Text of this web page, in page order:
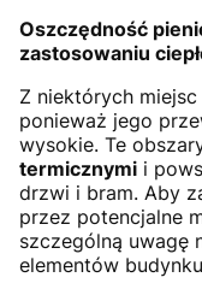
Oszczędność
zastosowaniu
Z niektórych
ponieważ jego
wysokie. Te
termicznymi i
drzwi i bram. Aby
przez potencjalne
szczególną uwagę
elementów